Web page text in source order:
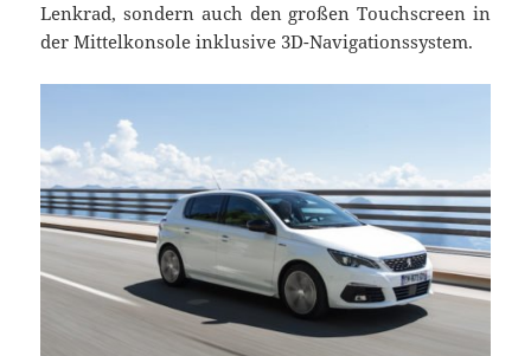
Lenkrad, sondern auch den großen Touchscreen in
der Mittelkonsole inklusive 3D-Navigationssystem.